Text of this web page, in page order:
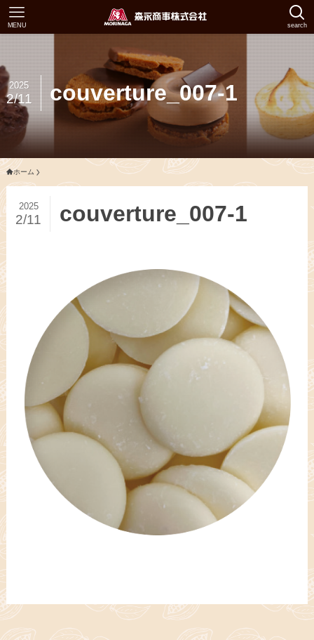
search
MENU
couverture_007-1
2025
2/11
ホーム
couverture_007-1
2025
2/11